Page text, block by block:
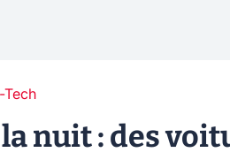
Tech
nuit : des